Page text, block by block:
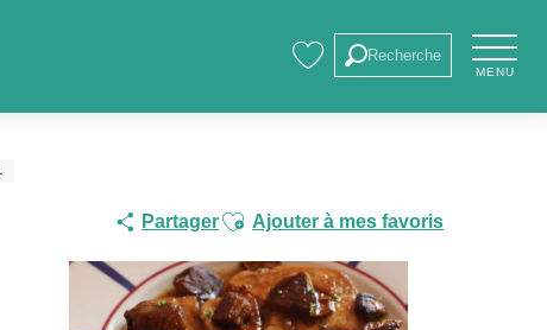
Recherche
MENU
PartagerAjouter aux favoris
Ajouter à mes favoris